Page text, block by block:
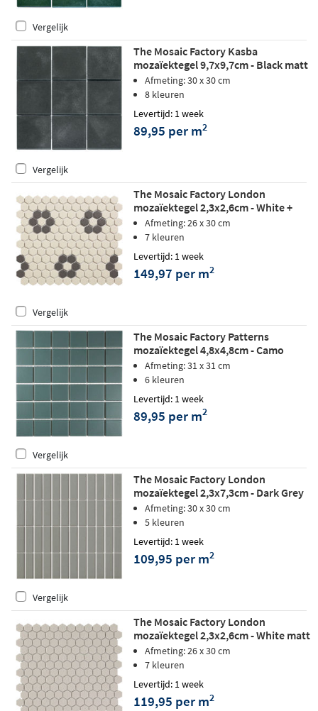
Vergelijk
The Mosaic Factory Kasba
mozaïektegel 9,7x9,7cm - Black matt
Afmeting: 30 x 30 cm
8 kleuren
Levertijd: 1 week
89,95 per m2
Vergelijk
The Mosaic Factory London
mozaïektegel 2,3x2,6cm - White +
Black matt
Afmeting: 26 x 30 cm
7 kleuren
Levertijd: 1 week
149,97 per m2
Vergelijk
The Mosaic Factory Patterns
mozaïektegel 4,8x4,8cm - Camo
Green
Afmeting: 31 x 31 cm
6 kleuren
Levertijd: 1 week
89,95 per m2
Vergelijk
The Mosaic Factory London
mozaïektegel 2,3x7,3cm - Dark Grey
mattAfmeting: 30 x 30 cm
5 kleuren
Levertijd: 1 week
109,95 per m2
Vergelijk
The Mosaic Factory London
mozaïektegel 2,3x2,6cm - White matt
Afmeting: 26 x 30 cm
7 kleuren
Levertijd: 1 week
119,95 per m2